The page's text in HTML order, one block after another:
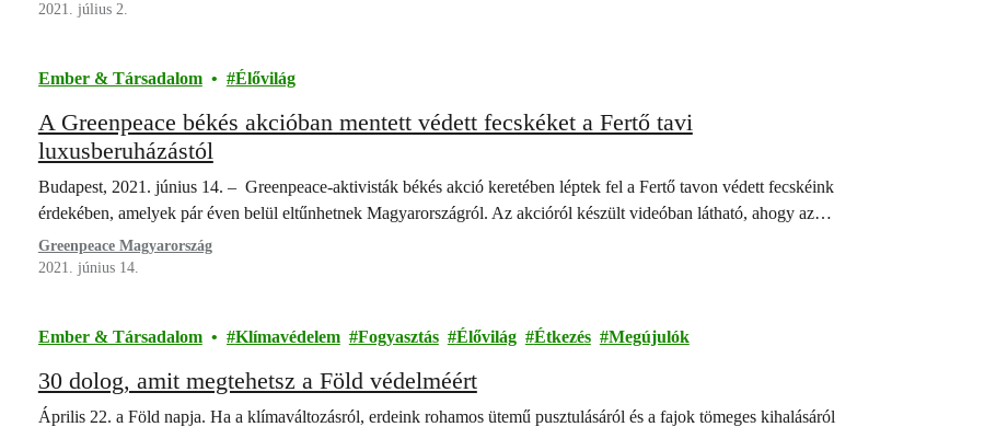
2021. július 2.
Ember & Társadalom Élővilág
A Greenpeace békés akcióban mentett védett fecskéket a Fertő tavi
luxusberuházástól
Budapest, 2021. június 14. – Greenpeace-aktivisták békés akció keretében léptek fel a Fertő tavon védett fecskéink
érdekében, amelyek pár éven belül eltűnhetnek Magyarországról. Az akcióról készült videóban látható, ahogy az…
Greenpeace Magyarország
2021. június 14.
Ember & Társadalom Klímavédelem Fogyasztás Élővilág Étkezés Megújulók
30 dolog, amit megtehetsz a Föld védelméért
Április 22. a Föld napja. Ha a klímaváltozásról, erdeink rohamos ütemű pusztulásáról és a fajok tömeges kihalásáról